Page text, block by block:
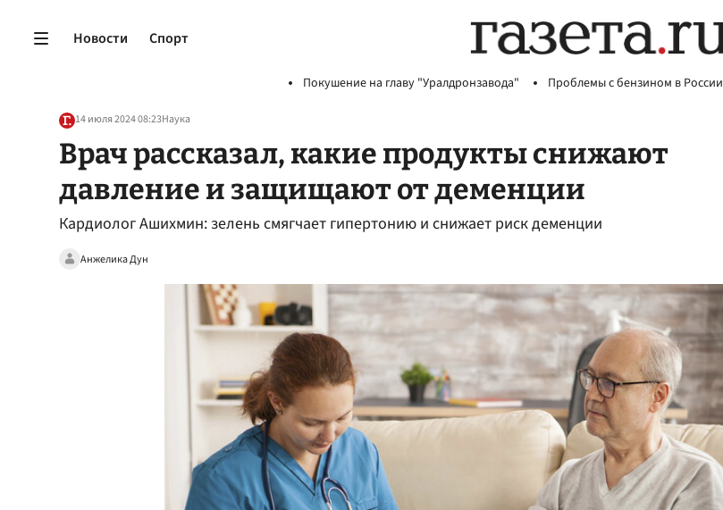
Новости Спорт
Покушение на главу "Уралдронзавода" Проблемы с бензином в России
14 июля 2024 08:23Наука
Врач рассказал, какие продукты снижают
давление и защищают от деменции
Кардиолог Ашихмин: зелень смягчает гипертонию и снижает риск деменции
Анжелика Дун